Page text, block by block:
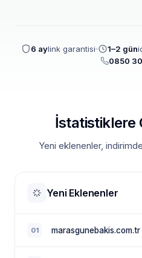
6 aylink garantisi 1–2 gün
0850
İstatistiklere
Yeni eklenenler,
Yeni Eklenenler
01 marasgunebakis.com.tr